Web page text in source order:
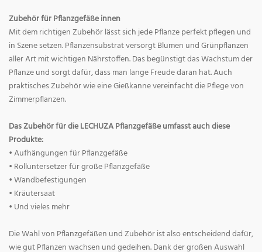
Zubehör für Pflanzgefäße innen
Mit dem richtigen Zubehör lässt sich jede Pflanze perfekt pflegen und
in Szene setzen. Pflanzensubstrat versorgt Blumen und Grünpflanzen
aller Art mit wichtigen Nährstoffen. Das begünstigt das Wachstum der
Pflanze und sorgt dafür, dass man lange Freude daran hat. Auch
praktisches Zubehör wie eine Gießkanne vereinfacht die Pflege von
Zimmerpflanzen.
Das Zubehör für die LECHUZA Pflanzgefäße umfasst auch diese
Produkte:
• Aufhängungen für Pflanzgefäße
• Rolluntersetzer für große Pflanzgefäße
• Wandbefestigungen
• Kräutersaat
• Und vieles mehr
Die Wahl von Pflanzgefäßen und Zubehör ist also entscheidend dafür,
wie gut Pflanzen wachsen und gedeihen. Dank der großen Auswahl